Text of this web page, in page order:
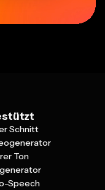
Schnitt
Ton
Speech